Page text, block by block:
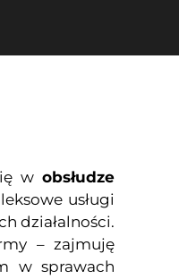
w obsłudze
usługi
działalności.
– zajmuję
w sprawach